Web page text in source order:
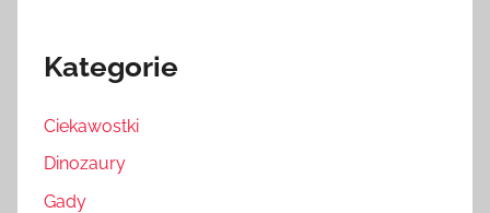
Kategorie
Ciekawostki
Dinozaury
Gady